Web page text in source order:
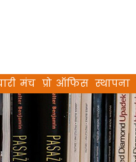
मंच प्रो ऑफिस स्थापना